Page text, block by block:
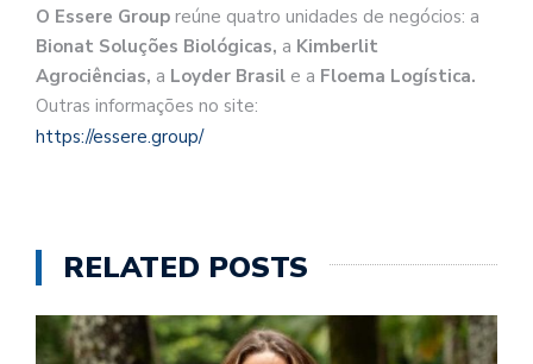
O Essere Group reúne quatro unidades de negócios: a
Bionat Soluções Biológicas, a Kimberlit
Agrociências, a Loyder Brasil e a Floema Logística.
Outras informações no site:
https://essere.group/
RELATED POSTS